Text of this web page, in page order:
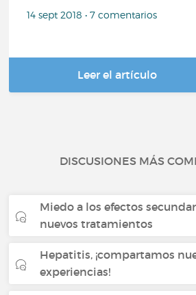
14 sept 2018 • 7 comentarios
Leer el artículo
DISCUSIONES MÁS
Miedo a los efectos
nuevos tratamientos
Hepatitis, ¡compartamos
experiencias!